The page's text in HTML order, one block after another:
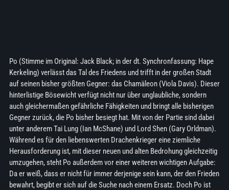
Po (Stimme im Original: Jack Black; in der dt. Synchronfassung: Hape
Kerkeling) verlässt das Tal des Friedens und trifft in der großen Stadt
auf seinen bisher größten Gegner: das Chamäleon (Viola Davis). Dieser
hinterlistige Bösewicht verfügt nicht nur über unglaubliche, sondern
auch gleichermaßen gefährliche Fähigkeiten und bringt alle bisherigen
Gegner zurück, die Po bisher besiegt hat. Mit von der Partie sind dabei
unter anderem Tai Lung (Ian McShane) und Lord Shen (Gary Orldman).
Während es für den liebenswerten Drachenkrieger eine ziemliche
Herausforderung ist, mit dieser neuen und alten Bedrohung gleichzeitig
umzugehen, steht Po außerdem vor einer weiteren wichtigen Aufgabe:
Da er weiß, dass er nicht für immer derjenige sein kann, der den Frieden
bewahrt, begibt er sich auf die Suche nach einem Ersatz. Doch Po ist